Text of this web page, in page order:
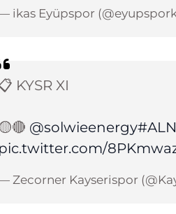
ikas Eyüpspor
KYSR XI
🟡🔴️ @solwieenergy
pic.twitter.com/
Zecorner Kayserispor